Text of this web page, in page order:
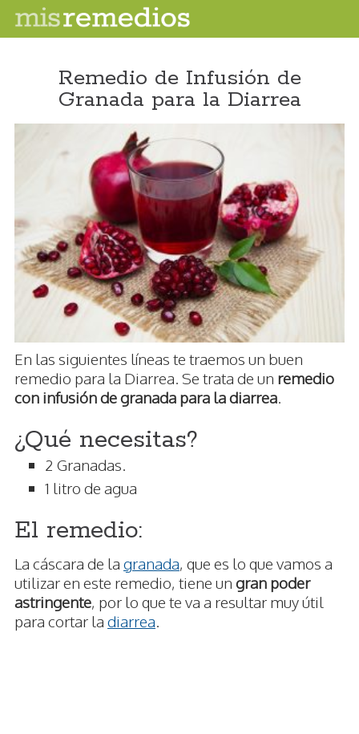
Remedio de Infusión de
Granada para la Diarrea
En las siguientes líneas te traemos un buen
remedio para la Diarrea. Se trata de un remedio
con infusión de granada para la diarrea.
¿Qué necesitas?
2 Granadas.
1 litro de agua
El remedio:
La cáscara de la granada, que es lo que vamos a
utilizar en este remedio, tiene un gran poder
astringente, por lo que te va a resultar muy útil
para cortar la diarrea.